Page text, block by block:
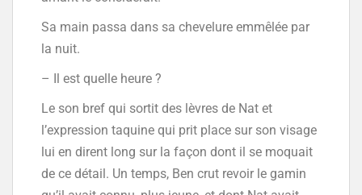
Sa main passa dans sa chevelure emmêlée par
la nuit.
– Il est quelle heure ?
Le son bref qui sortit des lèvres de Nat et
l’expression taquine qui prit place sur son visage
lui en dirent long sur la façon dont il se moquait
de ce détail. Un temps, Ben crut revoir le gamin